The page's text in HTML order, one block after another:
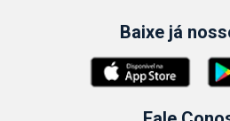
Baixe já